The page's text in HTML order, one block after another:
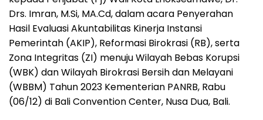
Drs. Imran, M.Si, MA.Cd, dalam acara Penyerahan
Hasil Evaluasi Akuntabilitas Kinerja Instansi
Pemerintah (AKIP), Reformasi Birokrasi (RB), serta
Zona Integritas (ZI) menuju Wilayah Bebas Korupsi
(WBK) dan Wilayah Birokrasi Bersih dan Melayani
(WBBM) Tahun 2023 Kementerian PANRB, Rabu
(06/12) di Bali Convention Center, Nusa Dua, Bali.